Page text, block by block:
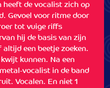
heeft de vocalist zich op
Gevoel voor ritme door
tot vuige riffs
hij de basis van zijn
altijd een beetje zoeken.
kunnen. Na een
vocalist in de band
Vocalen. En niet 1